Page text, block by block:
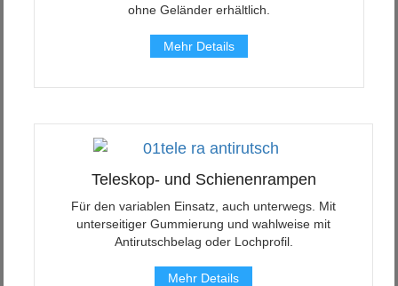
ohne Geländer erhältlich.
Mehr Details
Teleskop- und Schienenrampen
Für den variablen Einsatz, auch unterwegs. Mit
unterseitiger Gummierung und wahlweise mit
Antirutschbelag oder Lochprofil.
Mehr Details